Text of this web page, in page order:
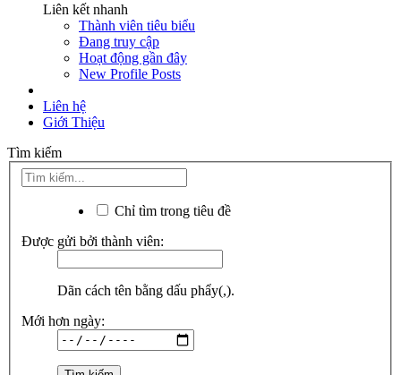
Liên kết nhanh
Thành viên tiêu biểu
Đang truy cập
Hoạt động gần đây
New Profile Posts
Liên hệ
Giới Thiệu
Tìm kiếm
Chỉ tìm trong tiêu đề
Được gửi bởi thành viên:
Dãn cách tên bằng dấu phẩy(,).
Mới hơn ngày: